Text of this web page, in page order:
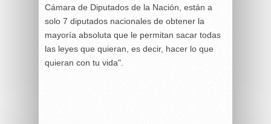
Cámara de Diputados de la Nación, están a
solo 7 diputados nacionales de obtener la
mayoría absoluta que le permitan sacar todas
las leyes que quieran, es decir, hacer lo que
quieran con tu vida".